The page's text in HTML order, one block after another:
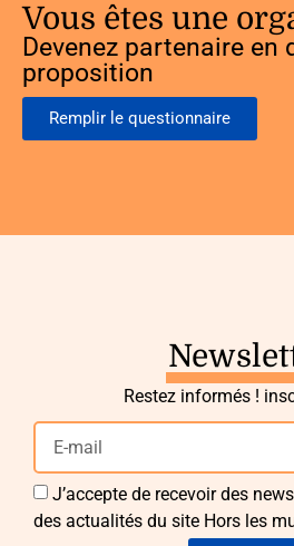
Vous êtes une
Devenez partenaire en
proposition
Remplir le questionnaire
Restez informés !
J’accepte de recevoir des
des actualités du site Hors les